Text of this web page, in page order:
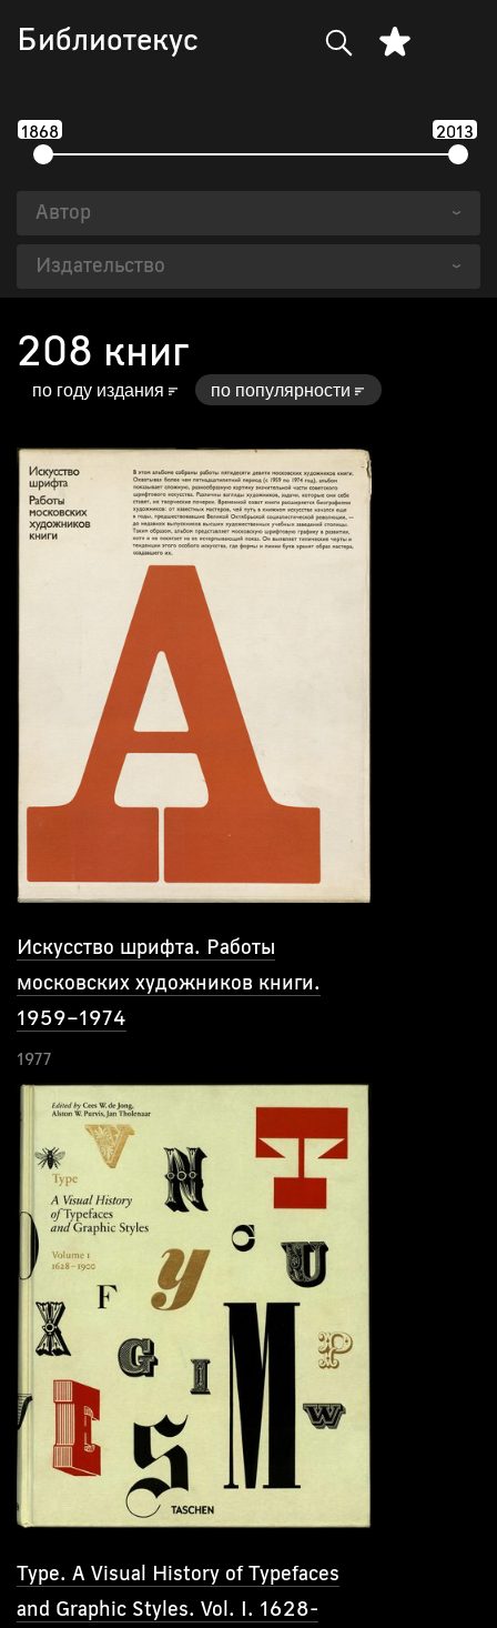
Библиотекус
1868 2013
Автор ›
Издательство ›
208 книг
по году издания по популярности
Искусство шрифта. Работы
московских художников книги.
1959–1974
1977
Type. A Visual History of Typefaces
and Graphic Styles. Vol. I. 1628-